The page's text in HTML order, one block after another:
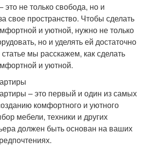
это не только свобода, но и
свое пространство. Чтобы сделать
и уютной, нужно не только
но и уделять ей достаточно
мы расскажем, как сделать
и уютной.
– это первый и один из самых
комфортного и уютного
мебели, техники и других
должен быть основан на ваших